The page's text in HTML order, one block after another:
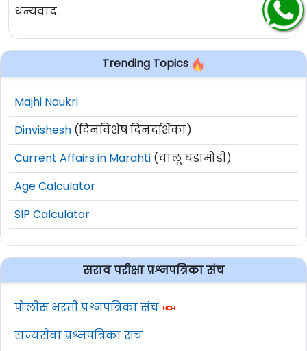
धन्यवाद.
Trending Topics
Majhi Naukri
Dinvishesh (दिनविशेष दिनदर्शिका)
Current Affairs in Marahti (चालू घडामोडी)
Age Calculator
SIP Calculator
सराव परीक्षा प्रश्नपत्रिका संच
पोलीस भरती प्रश्नपत्रिका संच
राज्यसेवा प्रश्नपत्रिका संच